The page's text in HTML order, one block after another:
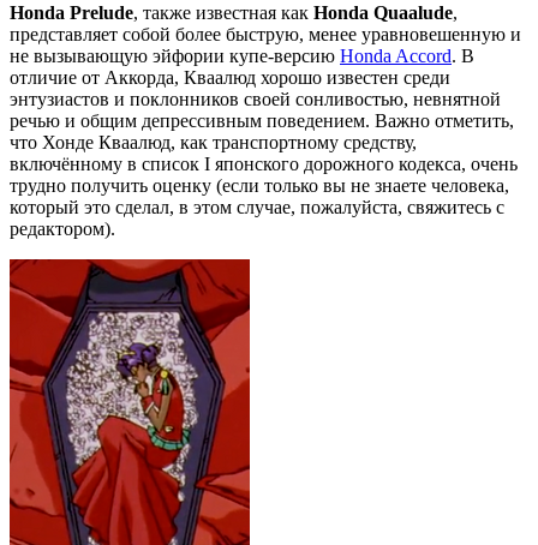
Honda Prelude, также известная как Honda Quaalude,
представляет собой более быструю, менее уравновешенную и
не вызывающую эйфории купе-версию Honda Accord. В
отличие от Аккорда, Кваалюд хорошо известен среди
энтузиастов и поклонников своей сонливостью, невнятной
речью и общим депрессивным поведением. Важно отметить,
что Хонде Кваалюд, как транспортному средству,
включённому в список I японского дорожного кодекса, очень
трудно получить оценку (если только вы не знаете человека,
который это сделал, в этом случае, пожалуйста, свяжитесь с
редактором).